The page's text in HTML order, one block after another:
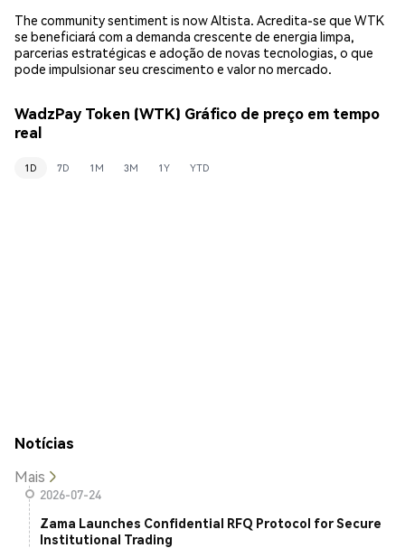
The community sentiment is now Altista. Acredita-se que WTK
se beneficiará com a demanda crescente de energia limpa,
parcerias estratégicas e adoção de novas tecnologias, o que
pode impulsionar seu crescimento e valor no mercado.
WadzPay Token (WTK) Gráfico de preço em tempo
real
1D 7D 1M 3M 1Y YTD
Notícias
Mais
2026-07-24
Zama Launches Confidential RFQ Protocol for Secure
Institutional Trading